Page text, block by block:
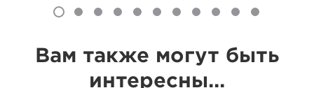
Вам также могут быть
интересны...